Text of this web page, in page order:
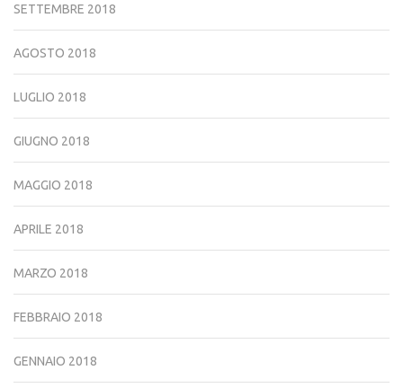
SETTEMBRE 2018
AGOSTO 2018
LUGLIO 2018
GIUGNO 2018
MAGGIO 2018
APRILE 2018
MARZO 2018
FEBBRAIO 2018
GENNAIO 2018